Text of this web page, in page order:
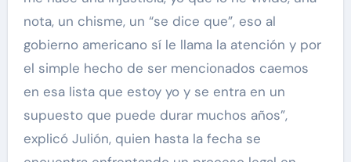
nota, un chisme, un “se dice que”, eso al
gobierno americano sí le llama la atención y por
el simple hecho de ser mencionados caemos
en esa lista que estoy yo y se entra en un
supuesto que puede durar muchos años”,
explicó Julión, quien hasta la fecha se